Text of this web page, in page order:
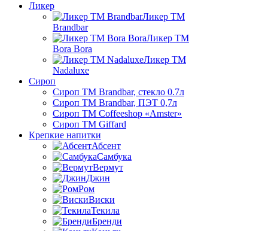
Ликер
Ликер ТМ
Brandbar
Ликер ТМ
Bora Bora
Ликер ТМ
Nadaluxe
Сироп
Сироп TM Brandbar, стекло 0.7л
Сироп TM Brandbar, ПЭТ 0,7л
Сироп TM Coffeeshop «Amster»
Сироп TM Giffard
Крепкие напитки
Абсент
Самбука
Вермут
Джин
Ром
Виски
Текила
Бренди